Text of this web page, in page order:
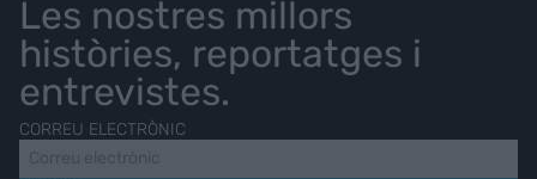
Les nostres millors
històries, reportatges i
entrevistes.
CORREU ELECTRÒNIC